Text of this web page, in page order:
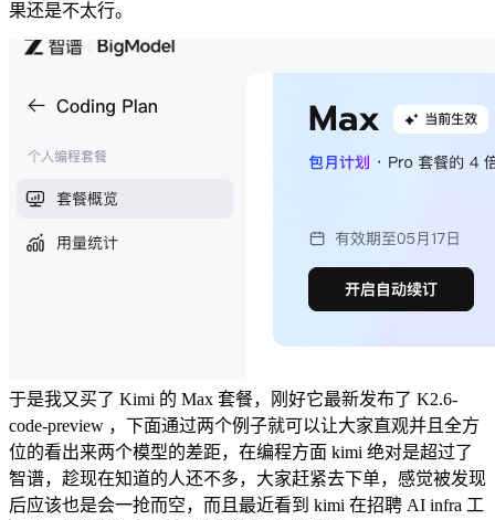
果还是不太行。
于是我又买了 Kimi 的 Max 套餐，刚好它最新发布了 K2.6-
code-preview ，下面通过两个例子就可以让大家直观并且全方
位的看出来两个模型的差距，在编程方面 kimi 绝对是超过了
智谱，趁现在知道的人还不多，大家赶紧去下单，感觉被发现
后应该也是会一抢而空，而且最近看到 kimi 在招聘 AI infra 工